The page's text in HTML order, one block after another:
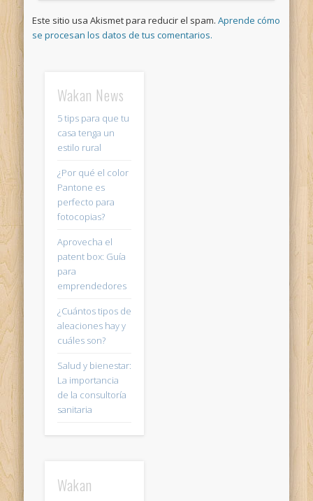
Este sitio usa Akismet para reducir el spam.Aprende cómo
se procesan los datos de tus comentarios.
Wakan News
5 tips para que tu
casa tenga un
estilo rural
¿Por qué el color
Pantone es
perfecto para
fotocopias?
Aprovecha el
patent box: Guía
para
emprendedores
¿Cuántos tipos de
aleaciones hay y
cuáles son?
Salud y bienestar:
La importancia
de la consultoría
sanitaria
Wakan